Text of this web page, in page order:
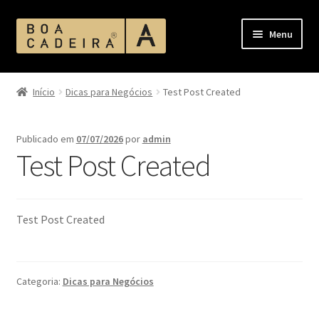
Pular
para
Pular
para
Menu
Início
Acabamento Corano
Acabamentos
Início Dicas para Negócios Test Post Created
Publicado em 07/07/2026por admin
Test Post Created
Test Post Created
Categoria: Dicas para Negócios